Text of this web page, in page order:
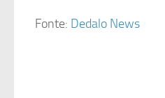
Fonte: Dedalo News